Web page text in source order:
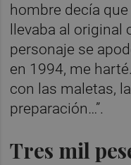
hombre decía
llevaba al original
personaje se
en 1994, me
con las maletas,
preparación…”.
Tres mil